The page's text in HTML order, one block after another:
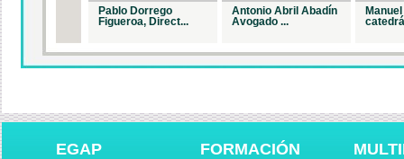
Pablo Dorrego
Figueroa, Direct...
Antonio Abril Abadín
Avogado ...
EGAP FORMACIÓN